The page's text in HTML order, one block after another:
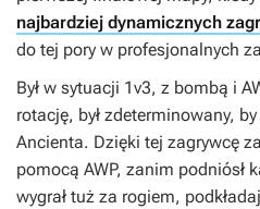
najbardziej dynamicznych
do tej pory w profesjonalnych
Był w sytuacji 1v3, z bombą i
rotację, był zdeterminowany,
Ancienta. Dzięki tej zagrywcę
pomocą AWP, zanim podniósł
wygrał tuż za rogiem,